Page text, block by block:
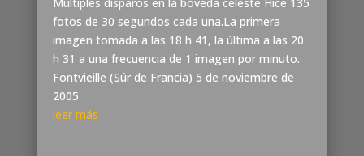
fotos de 30 segundos cada una.La primera
imagen tomada a las 18 h 41, la última a las 20
h 31 a una frecuencia de 1 imagen por minuto.
Fontvieille (Súr de Francia) 5 de noviembre de
2005
leer más